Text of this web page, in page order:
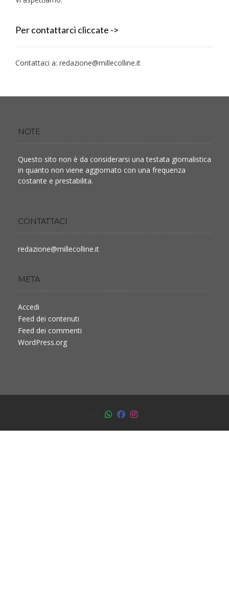
Per contattarci cliccate ->
Contattaci a: redazione@millecolline.it
NOTE
Questo sito non è da considerarsi una testata giornalistica
in quanto non viene aggiornato con una frequenza
costante e prestabilita.
CONTATTACI
redazione@millecolline.it
META
Accedi
Feed dei contenuti
Feed dei commenti
WordPress.org